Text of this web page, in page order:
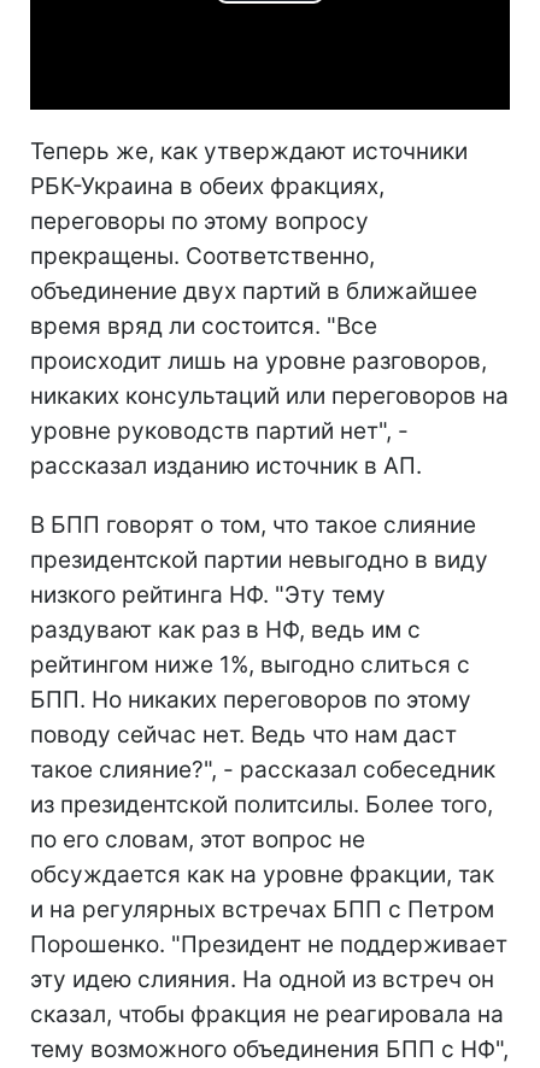
Теперь же, как утверждают источники
РБК-Украина в обеих фракциях,
переговоры по этому вопросу
прекращены. Соответственно,
объединение двух партий в ближайшее
время вряд ли состоится. "Все
происходит лишь на уровне разговоров,
никаких консультаций или переговоров на
уровне руководств партий нет", -
рассказал изданию источник в АП.
В БПП говорят о том, что такое слияние
президентской партии невыгодно в виду
низкого рейтинга НФ. "Эту тему
раздувают как раз в НФ, ведь им с
рейтингом ниже 1%, выгодно слиться с
БПП. Но никаких переговоров по этому
поводу сейчас нет. Ведь что нам даст
такое слияние?", - рассказал собеседник
из президентской политсилы. Более того,
по его словам, этот вопрос не
обсуждается как на уровне фракции, так
и на регулярных встречах БПП с Петром
Порошенко. "Президент не поддерживает
эту идею слияния. На одной из встреч он
сказал, чтобы фракция не реагировала на
тему возможного объединения БПП с НФ",